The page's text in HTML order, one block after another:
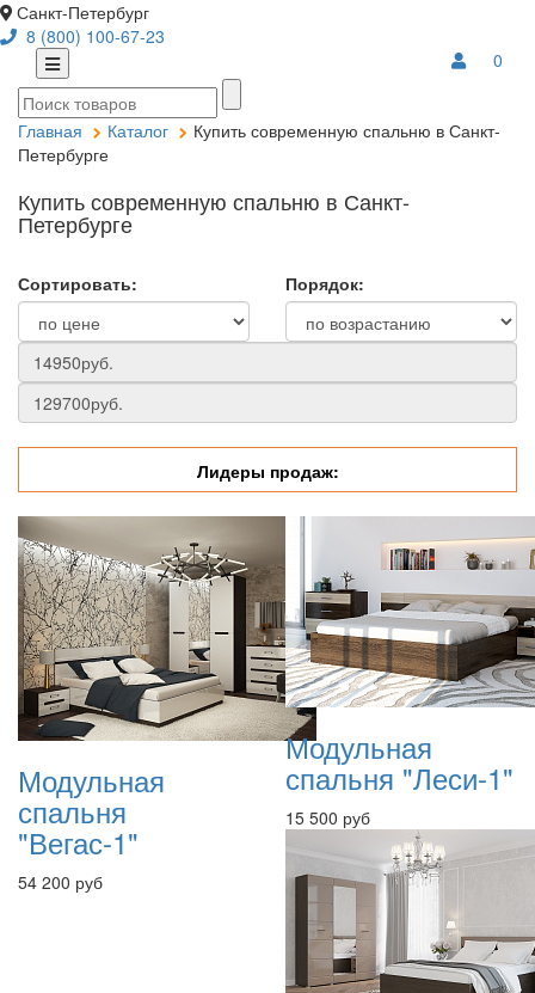
Санкт-Петербург
8 (800) 100-67-23
0
Главная Каталог
Купить современную спальню в Санкт-
Петербурге
Купить современную спальню в Санкт-
Петербурге
Сортировать: Порядок:
Лидеры продаж:
Модульная
спальня
"Вегас-1"
54 200 руб
Модульная
спальня "Леси-1"
15 500 руб